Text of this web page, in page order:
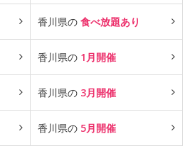
香川県の 食べ放題あり
香川県の 1月開催
香川県の 3月開催
香川県の 5月開催